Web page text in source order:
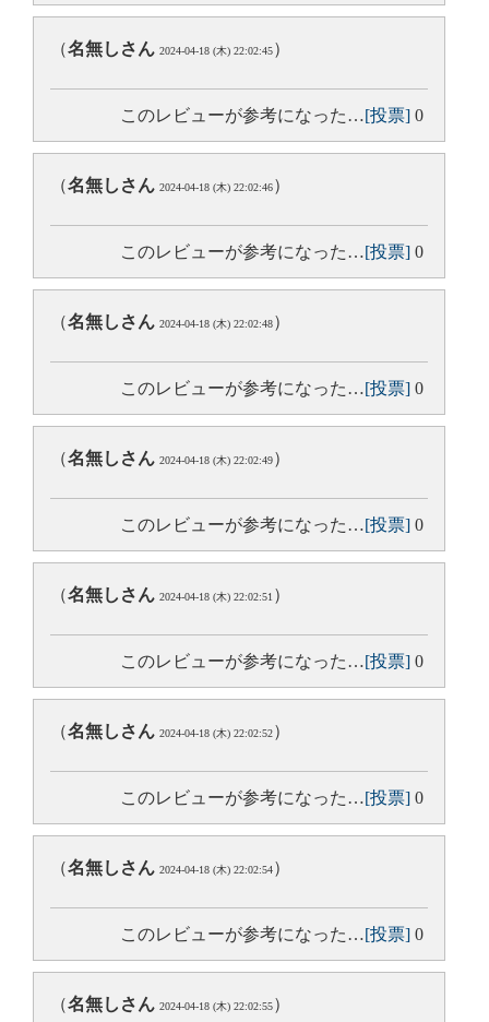
（名無しさん 2024-04-18 (木) 22:02:45）
このレビューが参考になった…[投票] 0
（名無しさん 2024-04-18 (木) 22:02:46）
このレビューが参考になった…[投票] 0
（名無しさん 2024-04-18 (木) 22:02:48）
このレビューが参考になった…[投票] 0
（名無しさん 2024-04-18 (木) 22:02:49）
このレビューが参考になった…[投票] 0
（名無しさん 2024-04-18 (木) 22:02:51 ）
このレビューが参考になった…[投票] 0
（名無しさん 2024-04-18 (木) 22:02:52）
このレビューが参考になった…[投票] 0
（名無しさん 2024-04-18 (木) 22:02:54）
このレビューが参考になった…[投票] 0
（名無しさん 2024-04-18 (木) 22:02:55）